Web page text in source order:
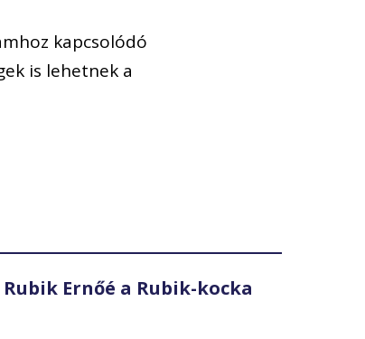
kapcsolódó
is lehetnek a
Ernőé a Rubik-kocka